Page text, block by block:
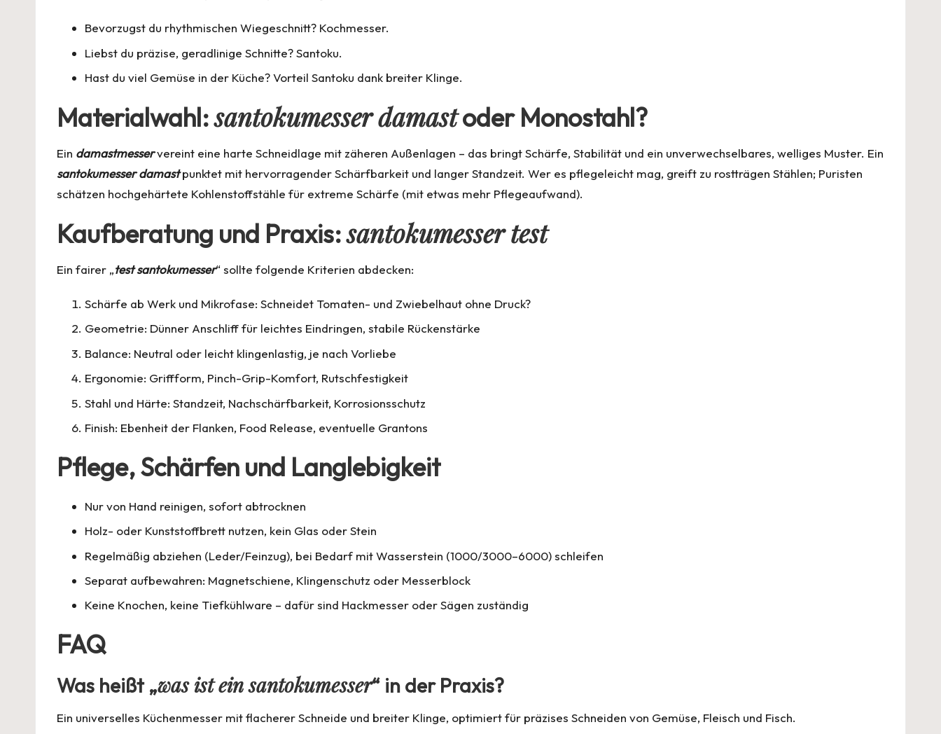
Bevorzugst du rhythmischen Wiegeschnitt? Kochmesser.
Liebst du präzise, geradlinige Schnitte? Santoku.
Hast du viel Gemüse in der Küche? Vorteil Santoku dank breiter Klinge.
Materialwahl:santokumesser damastoder Monostahl?
Ein damastmesservereint eine harte Schneidlage mit zäheren Außenlagen – das bringt Schärfe, Stabilität und ein unverwechselbares, welliges Muster. Ein
santokumesser damastpunktet mit hervorragender Schärfbarkeit und langer Standzeit. Wer es pflegeleicht mag, greift zu rostträgen Stählen; Puristen
schätzen hochgehärtete Kohlenstoffstähle für extreme Schärfe (mit etwas mehr Pflegeaufwand).
Kaufberatung und Praxis:santokumesser test
Ein fairer „test santokumesser“ sollte folgende Kriterien abdecken:
Schärfe ab Werk und Mikrofase: Schneidet Tomaten- und Zwiebelhaut ohne Druck?
Geometrie: Dünner Anschliff für leichtes Eindringen, stabile Rückenstärke
Balance: Neutral oder leicht klingenlastig, je nach Vorliebe
Ergonomie: Griffform, Pinch-Grip-Komfort, Rutschfestigkeit
Stahl und Härte: Standzeit, Nachschärfbarkeit, Korrosionsschutz
Finish: Ebenheit der Flanken, Food Release, eventuelle Grantons
Pflege, Schärfen und Langlebigkeit
Nur von Hand reinigen, sofort abtrocknen
Holz- oder Kunststoffbrett nutzen, kein Glas oder Stein
Regelmäßig abziehen (Leder/Feinzug), bei Bedarf mit Wasserstein (1000/3000–6000) schleifen
Separat aufbewahren: Magnetschiene, Klingenschutz oder Messerblock
Keine Knochen, keine Tiefkühlware – dafür sind Hackmesser oder Sägen zuständig
FAQ
Was heißt „was ist ein santokumesser“ in der Praxis?
Ein universelles Küchenmesser mit flacherer Schneide und breiter Klinge, optimiert für präzises Schneiden von Gemüse, Fleisch und Fisch.